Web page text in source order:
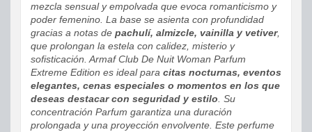
mezcla sensual y empolvada que evoca romanticismo y
poder femenino. La base se asienta con profundidad
gracias a notas de pachulí, almizcle, vainilla y vetiver,
que prolongan la estela con calidez, misterio y
sofisticación. Armaf Club De Nuit Woman Parfum
Extreme Edition es ideal para citas nocturnas, eventos
elegantes, cenas especiales o momentos en los que
deseas destacar con seguridad y estilo. Su
concentración Parfum garantiza una duración
prolongada y una proyección envolvente. Este perfume